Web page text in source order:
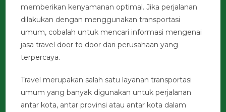
memberikan kenyamanan optimal. Jika perjalanan
dilakukan dengan menggunakan transportasi
umum, cobalah untuk mencari informasi mengenai
jasa travel door to door dari perusahaan yang
terpercaya.
Travel merupakan salah satu layanan transportasi
umum yang banyak digunakan untuk perjalanan
antar kota, antar provinsi atau antar kota dalam